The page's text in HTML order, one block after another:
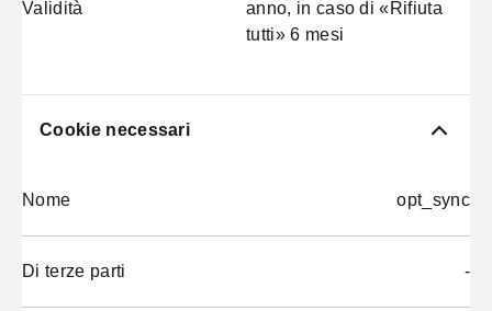
Validità
anno, in caso di «Rifiuta
tutti» 6 mesi
Cookie necessari
Nome opt_sync
Di terze parti -